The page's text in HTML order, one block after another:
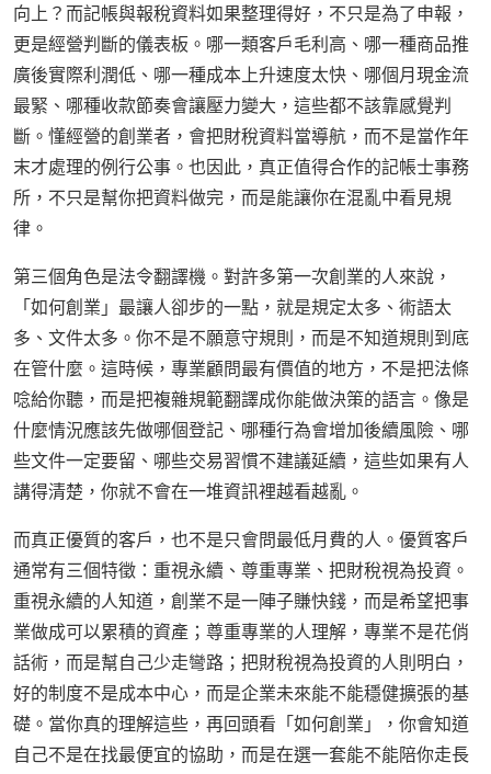
向上？而記帳與報稅資料如果整理得好，不只是為了申報，
更是經營判斷的儀表板。哪一類客戶毛利高、哪一種商品推
廣後實際利潤低、哪一種成本上升速度太快、哪個月現金流
最緊、哪種收款節奏會讓壓力變大，這些都不該靠感覺判
斷。懂經營的創業者，會把財稅資料當導航，而不是當作年
末才處理的例行公事。也因此，真正值得合作的記帳士事務
所，不只是幫你把資料做完，而是能讓你在混亂中看見規
律。
第三個角色是法令翻譯機。對許多第一次創業的人來說，
「如何創業」最讓人卻步的一點，就是規定太多、術語太
多、文件太多。你不是不願意守規則，而是不知道規則到底
在管什麼。這時候，專業顧問最有價值的地方，不是把法條
唸給你聽，而是把複雜規範翻譯成你能做決策的語言。像是
什麼情況應該先做哪個登記、哪種行為會增加後續風險、哪
些文件一定要留、哪些交易習慣不建議延續，這些如果有人
講得清楚，你就不會在一堆資訊裡越看越亂。
而真正優質的客戶，也不是只會問最低月費的人。優質客戶
通常有三個特徵：重視永續、尊重專業、把財稅視為投資。
重視永續的人知道，創業不是一陣子賺快錢，而是希望把事
業做成可以累積的資產；尊重專業的人理解，專業不是花俏
話術，而是幫自己少走彎路；把財稅視為投資的人則明白，
好的制度不是成本中心，而是企業未來能不能穩健擴張的基
礎。當你真的理解這些，再回頭看「如何創業」，你會知道
自己不是在找最便宜的協助，而是在選一套能不能陪你走長